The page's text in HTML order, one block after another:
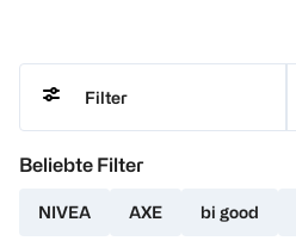
Filter
Beliebte Filter
NIVEA AXE bi good